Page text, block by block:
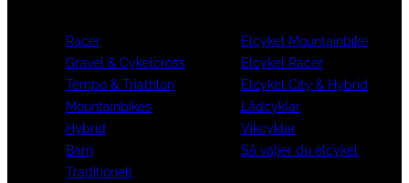
Racer
Gravel & Cykelcross
Tempo & Triathlon
Mountainbikes
Hybrid
Barn
Traditionell
Elcykel Mountainbike
Elcykel Racer
Elcykel City & Hybrid
Lådcyklar
Vikcyklar
Så väljer du elcykel